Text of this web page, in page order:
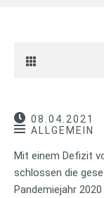
08.04.2021
ALLGEMEIN
Mit einem Defizit
schlossen die
Pandemiejahr